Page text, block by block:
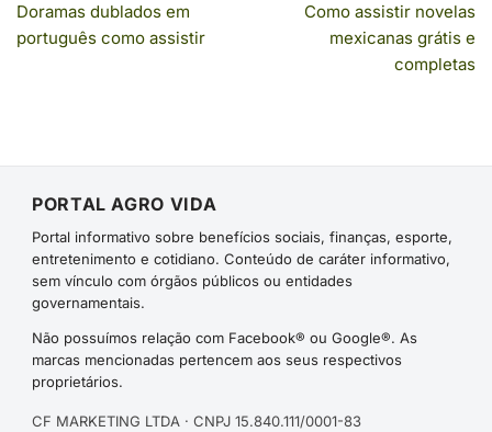
Doramas dublados em
português como assistir
Como assistir novelas
mexicanas grátis e
completas
PORTAL AGRO VIDA
Portal informativo sobre benefícios sociais, finanças, esporte,
entretenimento e cotidiano. Conteúdo de caráter informativo,
sem vínculo com órgãos públicos ou entidades
governamentais.
Não possuímos relação com Facebook® ou Google®. As
marcas mencionadas pertencem aos seus respectivos
proprietários.
CF MARKETING LTDA · CNPJ 15.840.111/0001-83